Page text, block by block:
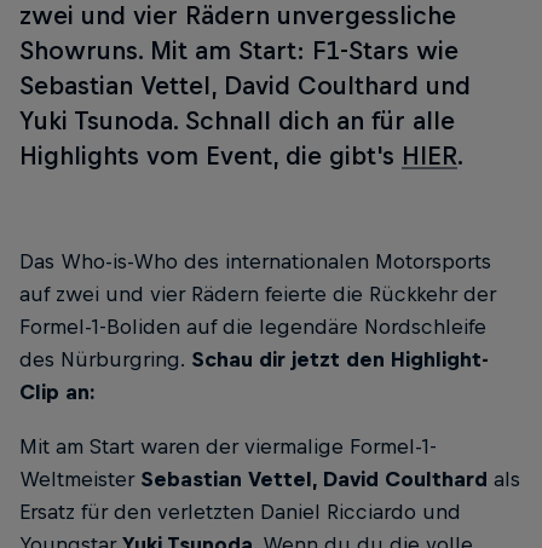
zwei und vier Rädern unvergessliche
Showruns. Mit am Start: F1-Stars wie
Sebastian Vettel, David Coulthard und
Yuki Tsunoda. Schnall dich an für alle
Highlights vom Event, die gibt's HIER.
Das Who-is-Who des internationalen Motorsports
auf zwei und vier Rädern feierte die Rückkehr der
Formel-1-Boliden auf die legendäre Nordschleife
des Nürburgring. Schau dir jetzt den Highlight-
Clip an:
Mit am Start waren der viermalige Formel-1-
Weltmeister Sebastian Vettel, David Coulthard als
Ersatz für den verletzten Daniel Ricciardo und